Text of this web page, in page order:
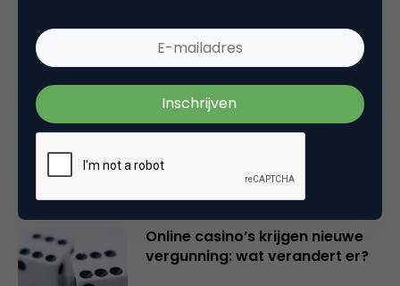
Marketingfacts Zomercheck –
Durk Bosma
Online casino’s krijgen nieuwe
vergunning: wat verandert er?